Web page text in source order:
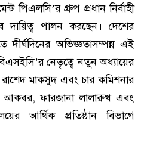
পিএলসি’র গ্রুপ প্রধান নির্বাহী
দায়িত্ব পালন করছেন। দেশের
অভিজ্ঞতাসম্পন্ন এই
নেতৃত্বে নতুন অধ্যায়ের
মাকসুদ এবং চার কমিশনার
ফারজানা লালারুখ এবং
আর্থিক প্রতিষ্ঠান বিভাগে